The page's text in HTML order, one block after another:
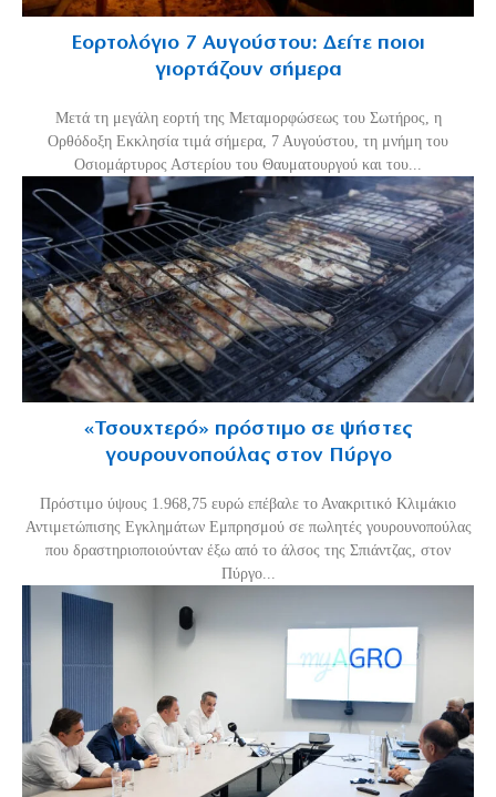
Εορτολόγιο 7 Αυγούστου: Δείτε ποιοι
γιορτάζουν σήμερα
Μετά τη μεγάλη εορτή της Μεταμορφώσεως του Σωτήρος, η
Ορθόδοξη Εκκλησία τιμά σήμερα, 7 Αυγούστου, τη μνήμη του
Οσιομάρτυρος Αστερίου του Θαυματουργού και του...
«Τσουχτερό» πρόστιμο σε ψήστες
γουρουνοπούλας στον Πύργο
Πρόστιμο ύψους 1.968,75 ευρώ επέβαλε το Ανακριτικό Κλιμάκιο
Αντιμετώπισης Εγκλημάτων Εμπρησμού σε πωλητές γουρουνοπούλας
που δραστηριοποιούνταν έξω από το άλσος της Σπιάντζας, στον
Πύργο...